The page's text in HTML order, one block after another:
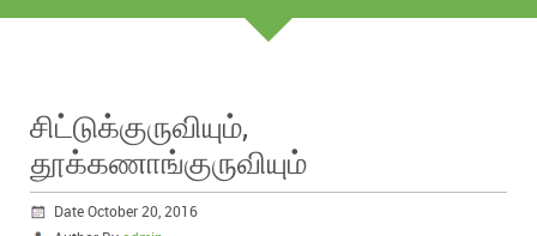
சிட்டுக்குருவியும்,
தூக்கணாங்குருவியும்
Date October 20, 2016